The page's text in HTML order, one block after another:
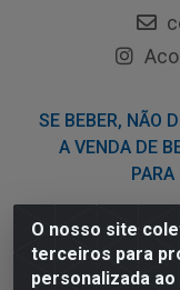
O nosso site
terceiros para
personalizada
SE BEBER, NÃO
A VENDA DE
Nordil
Sesi -